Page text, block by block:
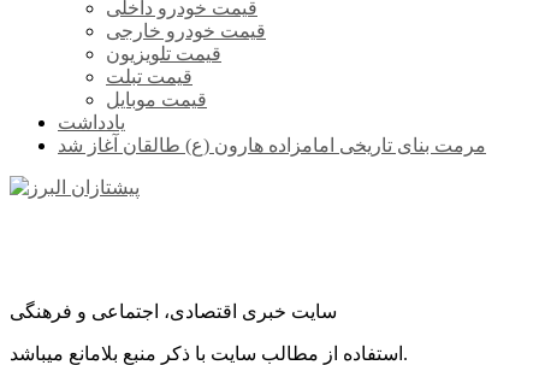
قیمت خودرو داخلی
قیمت خودرو خارجی
قیمت تلویزیون
قیمت تبلت
قیمت موبایل
یادداشت
مرمت بنای تاریخی امامزاده هارون (ع) طالقان آغاز شد
سایت خبری اقتصادی، اجتماعی و فرهنگی
استفاده از مطالب سایت با ذکر منبع بلامانع میباشد.